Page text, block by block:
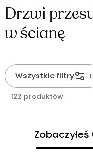
Drzwi
w ścianę
Wszystkie filtry 1
122 produktów